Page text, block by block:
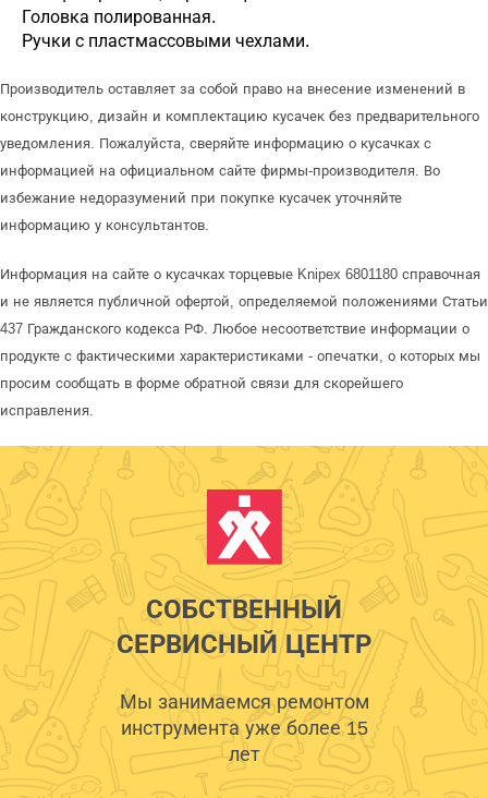
Головка полированная.
Ручки с пластмассовыми чехлами.
Производитель оставляет за собой право на внесение изменений в
конструкцию, дизайн и комплектацию кусачек без предварительного
уведомления. Пожалуйста, сверяйте информацию о кусачках с
информацией на официальном сайте фирмы-производителя. Во
избежание недоразумений при покупке кусачек уточняйте
информацию у консультантов.
Информация на сайте о кусачках торцевые Knipex 6801180 справочная
и не является публичной офертой, определяемой положениями Статьи
437 Гражданского кодекса РФ. Любое несоответствие информации о
продукте с фактическими характеристиками - опечатки, о которых мы
просим сообщать в форме обратной связи для скорейшего
исправления.
СОБСТВЕННЫЙ
СЕРВИСНЫЙ ЦЕНТР
Мы занимаемся ремонтом
инструмента уже более 15
лет